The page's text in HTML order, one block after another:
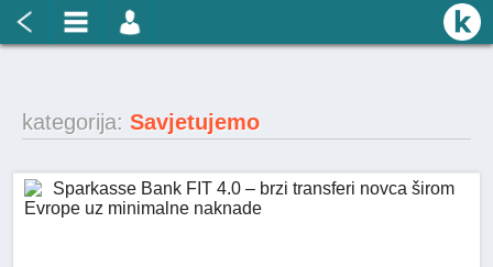
kategorija: Savjetujemo
Sparkasse Bank FIT 4.0 – brzi transferi novca širom
Evrope uz minimalne naknade